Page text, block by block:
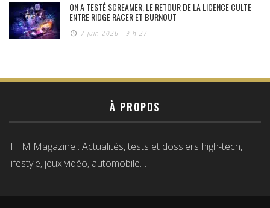
ON A TESTÉ SCREAMER, LE RETOUR DE LA LICENCE CULTE
ENTRE RIDGE RACER ET BURNOUT
7 juin 2026 - 9 h 27
À PROPOS
THM Magazine : Actualités, tests et dossiers high-tech,
lifestyle, jeux vidéo, automobile…